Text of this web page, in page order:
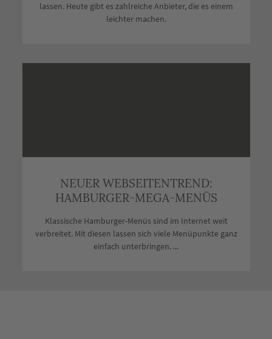
lassen. Heute gibt es zahlreiche Anbieter, die es einem
leichter machen.
NEUER WEBSEITENTREND:
HAMBURGER-MEGA-MENÜS
Klassische Hamburger-Menüs sind im Internet weit
verbreitet. Mit diesen lassen sich viele Menüpunkte ganz
einfach unterbringen. ...